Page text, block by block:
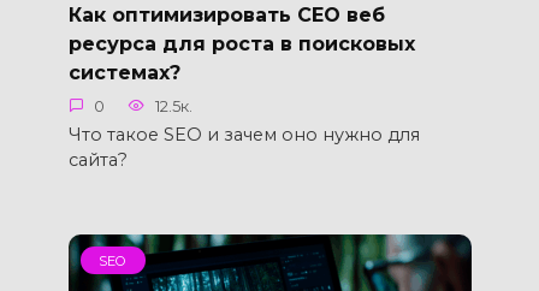
Как оптимизировать СЕО веб
ресурса для роста в поисковых
системах?
0 12.5к.
Что такое SEO и зачем оно нужно для
сайта?
SEO